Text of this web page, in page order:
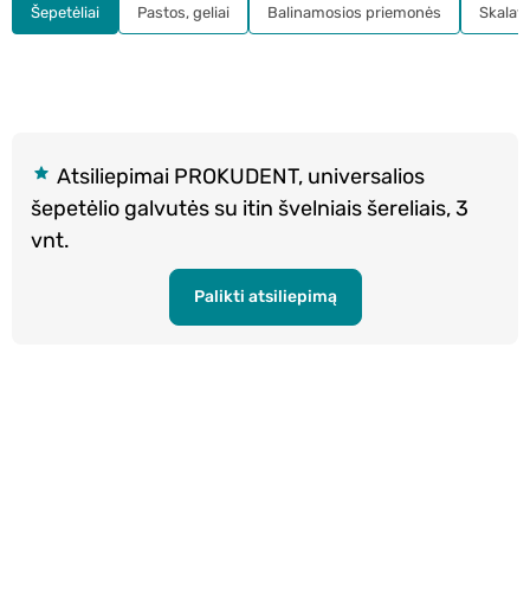
Atsiliepimai PROKUDENT, universalios
šepetėlio galvutės su itin švelniais šereliais, 3
vnt.
Palikti atsiliepimą
Šepetėliai Pastos, geliai Balinamosios priemonės